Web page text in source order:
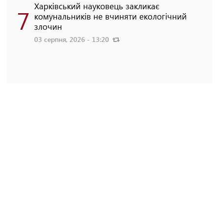
7 Харківський науковець закликає
комунальників не вчиняти екологічний
злочин
03 серпня, 2026 - 13:20